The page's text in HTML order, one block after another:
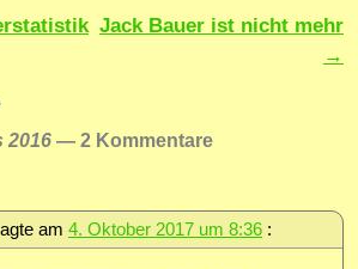
Jack Bauer ist nicht mehr
→
2016 — 2 Kommentare
am 4. Oktober 2017 um 8:36 :